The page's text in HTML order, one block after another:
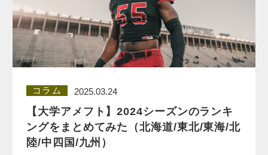
コラム 2025.03.24
【大学アメフト】2024シーズンのランキ
ングをまとめてみた（北海道/東北/東海/北
陸/中四国/九州）